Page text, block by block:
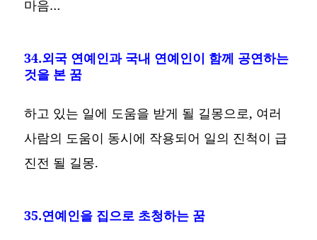
마음…
34.외국 연예인과 국내 연예인이 함께 공연하는
것을 본 꿈
하고 있는 일에 도움을 받게 될 길몽으로, 여러
사람의 도움이 동시에 작용되어 일의 진척이 급
진전 될 길몽.
35.연예인을 집으로 초청하는 꿈